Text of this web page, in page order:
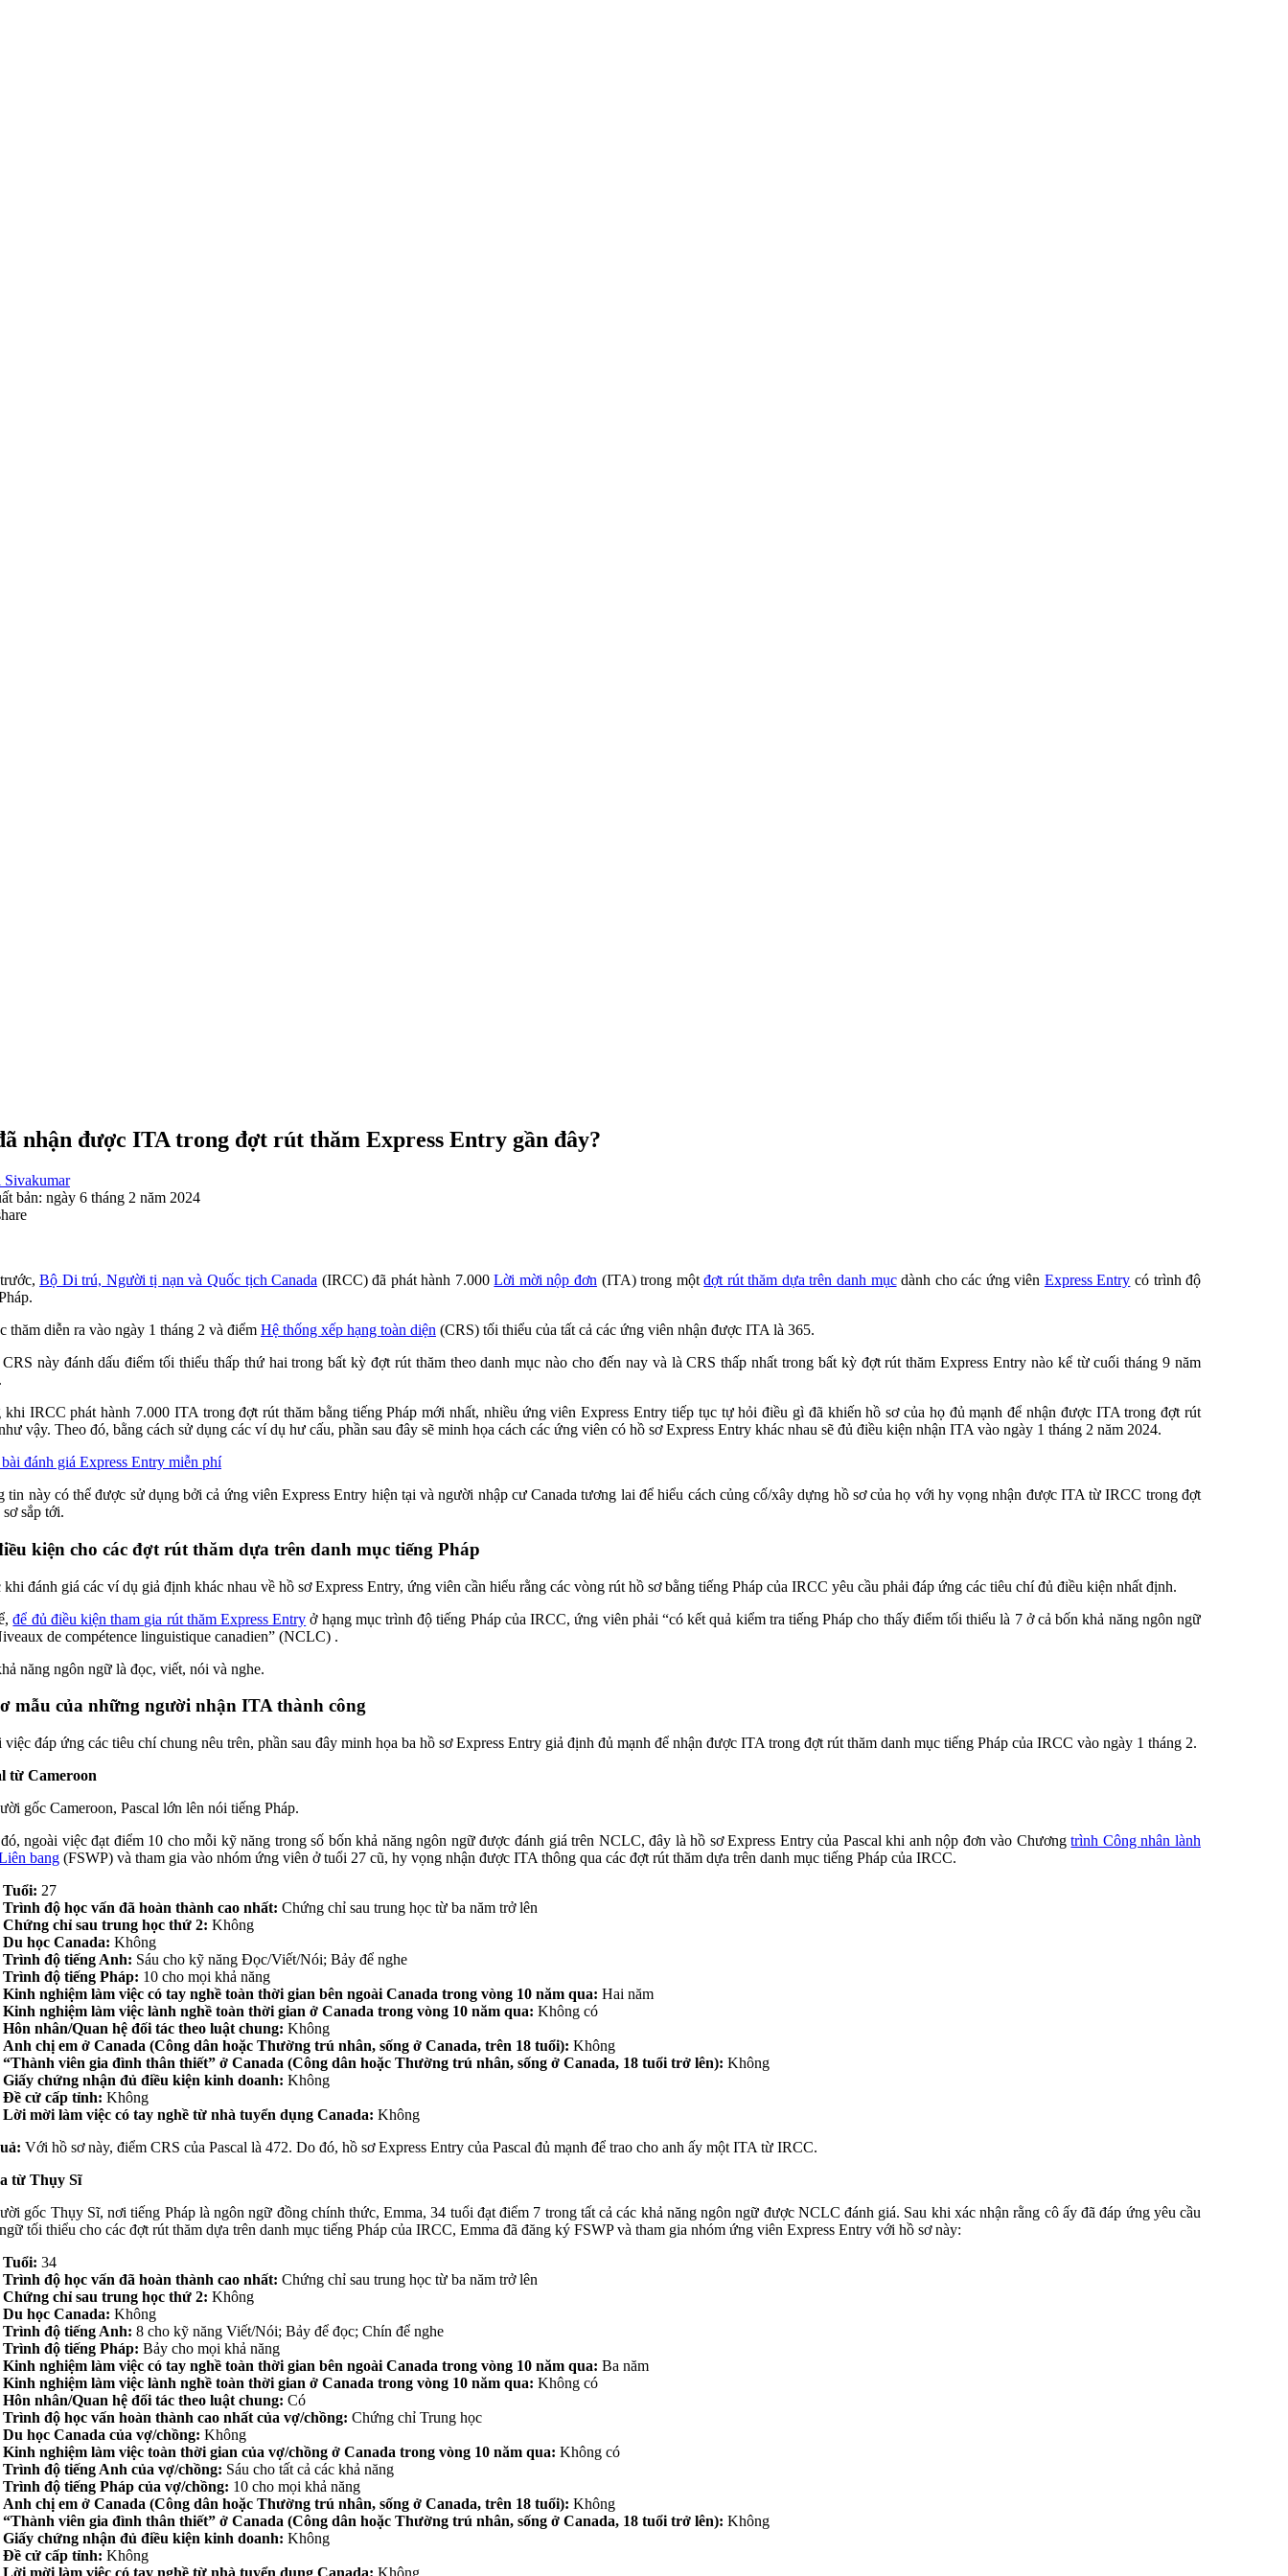
nhận được ITA trong đợt rút thăm Express Entry gần đây?
Sivakumar
bản: ngày 6 tháng 2 năm 2024
Bộ Di trú, Người tị nạn và Quốc tịch Canada (IRCC) đã phát hành 7.000Lời mời nộp đơn (ITA) trong mộtđợt rút thăm dựa trên danh mụcdành cho các ứng viên Express Entry có trình độ
thăm diễn ra vào ngày 1 tháng 2 và điểm Hệ thống xếp hạng toàn diện (CRS) tối thiểu của tất cả các ứng viên nhận được ITA là 365.
này đánh dấu điểm tối thiểu thấp thứ hai trong bất kỳ đợt rút thăm theo danh mục nào cho đến nay và là CRS thấp nhất trong bất kỳ đợt rút thăm Express Entry nào kể từ cuối tháng 9 năm
khi IRCC phát hành 7.000 ITA trong đợt rút thăm bằng tiếng Pháp mới nhất, nhiều ứng viên Express Entry tiếp tục tự hỏi điều gì đã khiến hồ sơ của họ đủ mạnh để nhận được ITA trong đợt rút
vậy. Theo đó, bằng cách sử dụng các ví dụ hư cấu, phần sau đây sẽ minh họa cách các ứng viên có hồ sơ Express Entry khác nhau sẽ đủ điều kiện nhận ITA vào ngày 1 tháng 2 năm 2024.
đánh giá Express Entry miễn phí
tin này có thể được sử dụng bởi cả ứng viên Express Entry hiện tại và người nhập cư Canada tương lai để hiểu cách củng cố/xây dựng hồ sơ của họ với hy vọng nhận được ITA từ IRCC trong đợt
sắp tới.
kiện cho các đợt rút thăm dựa trên danh mục tiếng Pháp
khi đánh giá các ví dụ giả định khác nhau về hồ sơ Express Entry, ứng viên cần hiểu rằng các vòng rút hồ sơ bằng tiếng Pháp của IRCC yêu cầu phải đáp ứng các tiêu chí đủ điều kiện nhất định.
để đủ điều kiện tham gia rút thăm Express Entry ở hạng mục trình độ tiếng Pháp của IRCC, ứng viên phải “có kết quả kiểm tra tiếng Pháp cho thấy điểm tối thiểu là 7 ở cả bốn khả năng ngôn ngữ
de compétence linguistique canadien” (NCLC) .
năng ngôn ngữ là đọc, viết, nói và nghe.
mẫu của những người nhận ITA thành công
việc đáp ứng các tiêu chí chung nêu trên, phần sau đây minh họa ba hồ sơ Express Entry giả định đủ mạnh để nhận được ITA trong đợt rút thăm danh mục tiếng Pháp của IRCC vào ngày 1 tháng 2.
từ Cameroon
gốc Cameroon, Pascal lớn lên nói tiếng Pháp.
ngoài việc đạt điểm 10 cho mỗi kỹ năng trong số bốn khả năng ngôn ngữ được đánh giá trên NCLC, đây là hồ sơ Express Entry của Pascal khi anh nộp đơn vào Chươngtrình Công nhân lành
bang (FSWP) và tham gia vào nhóm ứng viên ở tuổi 27 cũ, hy vọng nhận được ITA thông qua các đợt rút thăm dựa trên danh mục tiếng Pháp của IRCC.
Tuổi: 27
Trình độ học vấn đã hoàn thành cao nhất: Chứng chỉ sau trung học từ ba năm trở lên
Chứng chỉ sau trung học thứ 2: Không
Du học Canada: Không
Trình độ tiếng Anh: Sáu cho kỹ năng Đọc/Viết/Nói; Bảy để nghe
Trình độ tiếng Pháp: 10 cho mọi khả năng
Kinh nghiệm làm việc có tay nghề toàn thời gian bên ngoài Canada trong vòng 10 năm qua: Hai năm
Kinh nghiệm làm việc lành nghề toàn thời gian ở Canada trong vòng 10 năm qua: Không có
Hôn nhân/Quan hệ đối tác theo luật chung: Không
Anh chị em ở Canada (Công dân hoặc Thường trú nhân, sống ở Canada, trên 18 tuổi): Không
“Thành viên gia đình thân thiết” ở Canada (Công dân hoặc Thường trú nhân, sống ở Canada, 18 tuổi trở lên): Không
Giấy chứng nhận đủ điều kiện kinh doanh: Không
Đề cử cấp tỉnh: Không
Lời mời làm việc có tay nghề từ nhà tuyển dụng Canada: Không
Với hồ sơ này, điểm CRS của Pascal là 472. Do đó, hồ sơ Express Entry của Pascal đủ mạnh để trao cho anh ấy một ITA từ IRCC.
từ Thụy Sĩ
gốc Thụy Sĩ, nơi tiếng Pháp là ngôn ngữ đồng chính thức, Emma, ​​​​34 tuổi đạt điểm 7 trong tất cả các khả năng ngôn ngữ được NCLC đánh giá. Sau khi xác nhận rằng cô ấy đã đáp ứng yêu cầu
tối thiểu cho các đợt rút thăm dựa trên danh mục tiếng Pháp của IRCC, Emma đã đăng ký FSWP và tham gia nhóm ứng viên Express Entry với hồ sơ này:
Tuổi: 34
Trình độ học vấn đã hoàn thành cao nhất: Chứng chỉ sau trung học từ ba năm trở lên
Chứng chỉ sau trung học thứ 2: Không
Du học Canada: Không
Trình độ tiếng Anh: 8 cho kỹ năng Viết/Nói; Bảy để đọc; Chín để nghe
Trình độ tiếng Pháp: Bảy cho mọi khả năng
Kinh nghiệm làm việc có tay nghề toàn thời gian bên ngoài Canada trong vòng 10 năm qua: Ba năm
Kinh nghiệm làm việc lành nghề toàn thời gian ở Canada trong vòng 10 năm qua: Không có
Hôn nhân/Quan hệ đối tác theo luật chung: Có
Trình độ học vấn hoàn thành cao nhất của vợ/chồng: Chứng chỉ Trung học
Du học Canada của vợ/chồng: Không
Kinh nghiệm làm việc toàn thời gian của vợ/chồng ở Canada trong vòng 10 năm qua: Không có
Trình độ tiếng Anh của vợ/chồng: Sáu cho tất cả các khả năng
Trình độ tiếng Pháp của vợ/chồng: 10 cho mọi khả năng
Anh chị em ở Canada (Công dân hoặc Thường trú nhân, sống ở Canada, trên 18 tuổi): Không
“Thành viên gia đình thân thiết” ở Canada (Công dân hoặc Thường trú nhân, sống ở Canada, 18 tuổi trở lên): Không
Giấy chứng nhận đủ điều kiện kinh doanh: Không
Đề cử cấp tỉnh: Không
Lời mời làm việc có tay nghề từ nhà tuyển dụng Canada: Không